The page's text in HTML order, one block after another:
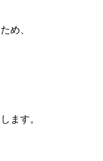
め、
ます。